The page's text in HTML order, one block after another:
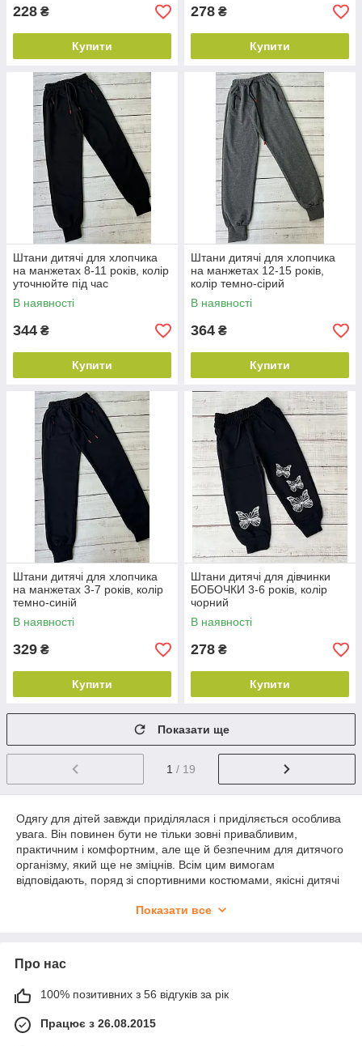
228 ₴
Купити
278 ₴
Купити
Штани дитячі для хлопчика
на манжетах 8-11 років, колір
уточнюйте під час
замовлення
В наявності
344 ₴
Купити
Штани дитячі для хлопчика
на манжетах 12-15 років,
колір темно-сірий
В наявності
364 ₴
Купити
Штани дитячі для хлопчика
на манжетах 3-7 років, колір
темно-синій
В наявності
329 ₴
Купити
Штани дитячі для дівчинки
БОБОЧКИ 3-6 років, колір
чорний
В наявності
278 ₴
Купити
Показати ще
1 / 19
Одягу для дітей завжди приділялася і приділяється особлива
увага. Він повинен бути не тільки зовні привабливим,
практичним і комфортним, але ще й безпечним для дитячого
організму, який ще не зміцнів. Всім цим вимогам
відповідають, поряд зі спортивними костюмами, якісні дитячі
хлопчиків, чи дівчаток, є однією з найбільш затребуваних
Україні
Якщо ви шукаєте надійного оптового постачальника
свого магазину, бутіка, торгового майданчика або інтернет-
Показати все
Про нас
100% позитивних з 56 відгуків за рік
Працює з 26.08.2015